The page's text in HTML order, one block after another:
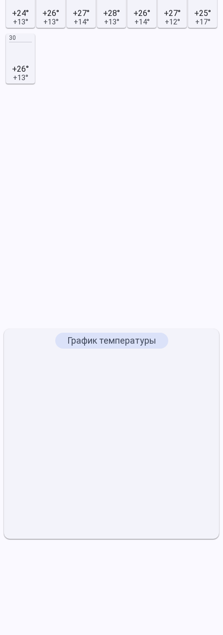
+24°
+13°
+26°
+13°
+27°
+14°
+28°
+13°
+26°
+14°
+27°
+12°
+25°
+17°
30
+26°
+13°
График температуры